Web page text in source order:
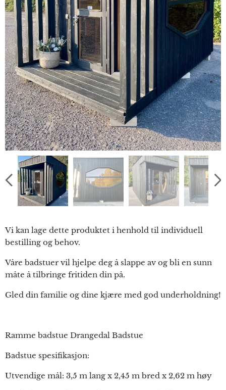
Vi kan lage dette produktet i henhold til individuell
bestilling og behov.
Våre badstuer vil hjelpe deg å slappe av og bli en sunn
måte å tilbringe fritiden din på.
Gled din familie og dine kjære med god underholdning!
Ramme badstue Drangedal Badstue
Badstue spesifikasjon:
Utvendige mål: 3,5 m lang x 2,45 m bred x 2,62 m høy